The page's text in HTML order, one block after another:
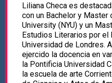
Liliana Checa es
con un Bachelor y Master
University (NYU) y un
Estudios Literarios por el
Universidad de Londres.
ejercido la docencia en
la Pontificia Universidad
la escuela de arte